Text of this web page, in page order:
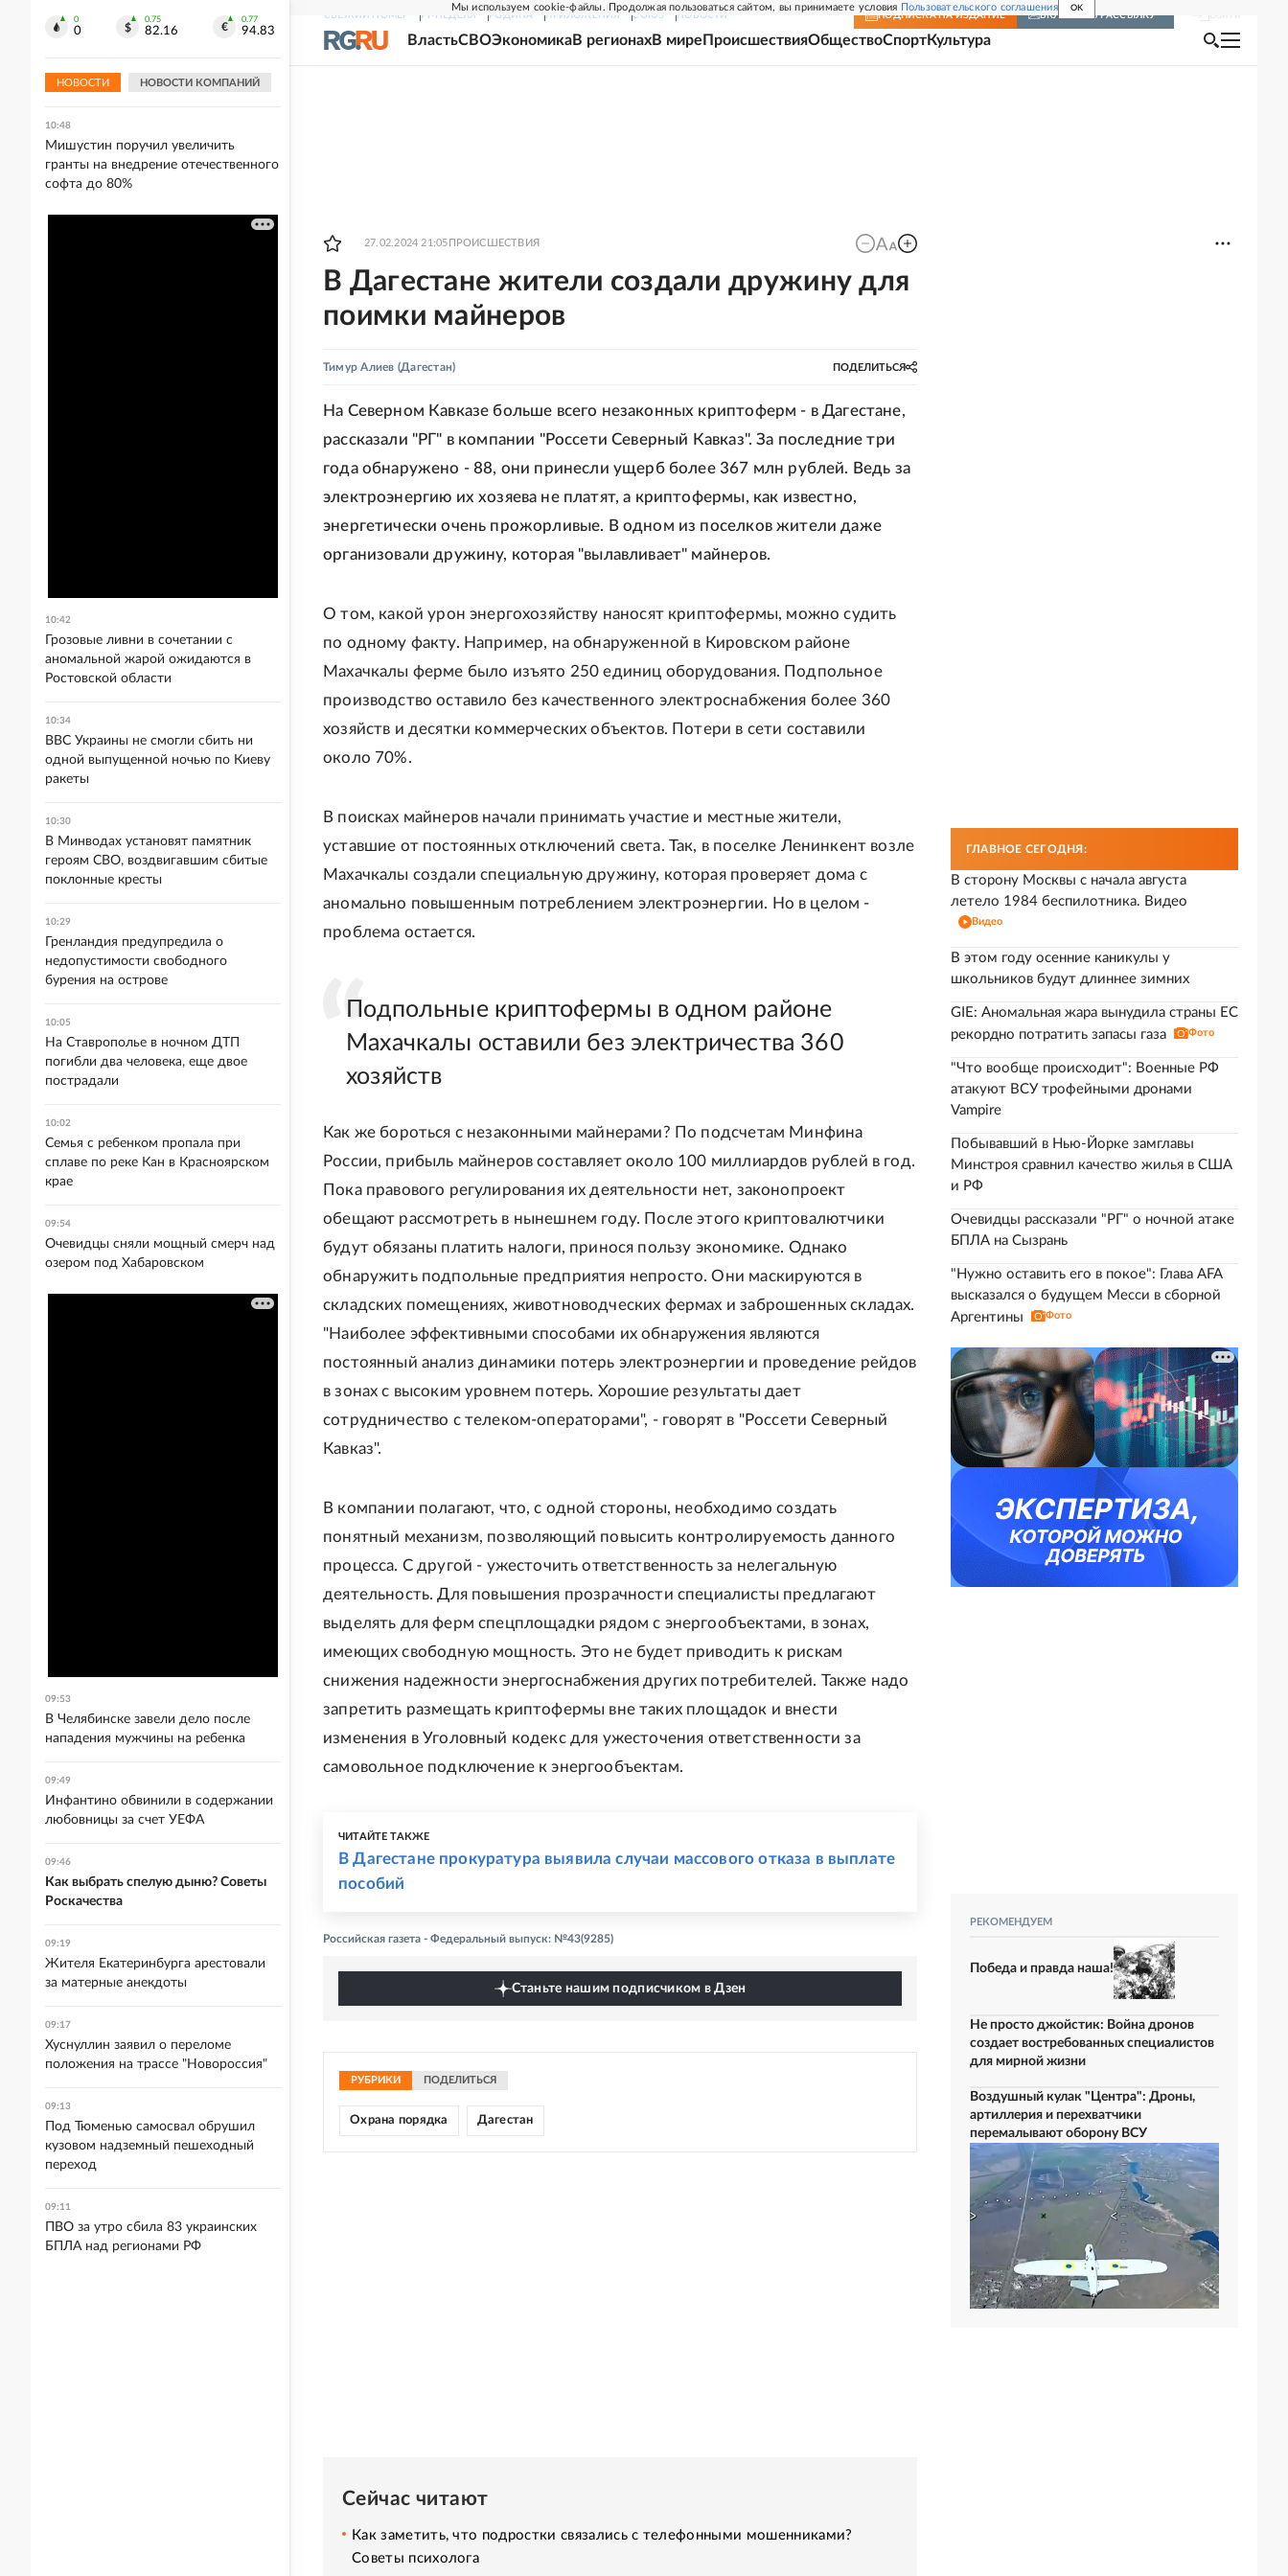
Мы используем cookie-файлы. Продолжая пользоваться сайтом, вы принимаете условия Пользовательского соглашения OK
СВЕЖИЙ НОМЕР РГ-НЕДЕЛЯ РОДИНА ПРИЛОЖЕНИЯ СОЮЗ НОВОСТИ ПОДПИСКА НА ИЗДАНИЕ ВКЛЮЧИТЬ РАССЫЛКУ
ВластьСВОЭкономикаВ регионахВ мире ПроисшествияОбществоСпортКультура
27.02.2024 21:05 ПРОИСШЕСТВИЯ
В Дагестане жители создали дружину для
поимки майнеров
Тимур Алиев (Дагестан) ПОДЕЛИТЬСЯ
На Северном Кавказе больше всего незаконных криптоферм - в Дагестане,
рассказали "РГ" в компании "Россети Северный Кавказ". За последние три
года обнаружено - 88, они принесли ущерб более 367 млн рублей. Ведь за
электроэнергию их хозяева не платят, а криптофермы, как известно,
энергетически очень прожорливые. В одном из поселков жители даже
организовали дружину, которая "вылавливает" майнеров.
О том, какой урон энергохозяйству наносят криптофермы, можно судить
по одному факту. Например, на обнаруженной в Кировском районе
Махачкалы ферме было изъято 250 единиц оборудования. Подпольное
производство оставило без качественного электроснабжения более 360
хозяйств и десятки коммерческих объектов. Потери в сети составили
около 70%.
В поисках майнеров начали принимать участие и местные жители,
уставшие от постоянных отключений света. Так, в поселке Ленинкент возле
Махачкалы создали специальную дружину, которая проверяет дома с
аномально повышенным потреблением электроэнергии. Но в целом -
проблема остается.
Подпольные криптофермы в одном районе
Махачкалы оставили без электричества 360
хозяйств
Как же бороться с незаконными майнерами? По подсчетам Минфина
России, прибыль майнеров составляет около 100 миллиардов рублей в год.
Пока правового регулирования их деятельности нет, законопроект
обещают рассмотреть в нынешнем году. После этого криптовалютчики
будут обязаны платить налоги, принося пользу экономике. Однако
обнаружить подпольные предприятия непросто. Они маскируются в
складских помещениях, животноводческих фермах и заброшенных складах.
"Наиболее эффективными способами их обнаружения являются
постоянный анализ динамики потерь электроэнергии и проведение рейдов
в зонах с высоким уровнем потерь. Хорошие результаты дает
сотрудничество с телеком-операторами", - говорят в "Россети Северный
Кавказ".
В компании полагают, что, с одной стороны, необходимо создать
понятный механизм, позволяющий повысить контролируемость данного
процесса. С другой - ужесточить ответственность за нелегальную
деятельность. Для повышения прозрачности специалисты предлагают
выделять для ферм спецплощадки рядом с энергообъектами, в зонах,
имеющих свободную мощность. Это не будет приводить к рискам
снижения надежности энергоснабжения других потребителей. Также надо
запретить размещать криптофермы вне таких площадок и внести
изменения в Уголовный кодекс для ужесточения ответственности за
самовольное подключение к энергообъектам.
ЧИТАЙТЕ ТАКЖЕ
В Дагестане прокуратура выявила случаи массового отказа в выплате
пособий
Российская газета - Федеральный выпуск: №43(9285)
Станьте нашим подписчиком в Дзен
РУБРИКИ ПОДЕЛИТЬСЯ
Охрана порядка Дагестан
Сейчас читают
Как заметить, что подростки связались с телефонными мошенниками?
Советы психолога
ГЛАВНОЕ СЕГОДНЯ:
В сторону Москвы с начала августа
летело 1984 беспилотника. Видео
Видео
В этом году осенние каникулы у
школьников будут длиннее зимних
GIE: Аномальная жара вынудила страны ЕС
рекордно потратить запасы газа
Фото
"Что вообще происходит": Военные РФ
атакуют ВСУ трофейными дронами
Vampire
Побывавший в Нью-Йорке замглавы
Минстроя сравнил качество жилья в США
и РФ
Очевидцы рассказали "РГ" о ночной атаке
БПЛА на Сызрань
"Нужно оставить его в покое": Глава AFA
высказался о будущем Месси в сборной
Аргентины
Фото
РЕКОМЕНДУЕМ
Победа и правда наша!
Не просто джойстик: Война дронов
создает востребованных специалистов
для мирной жизни
Воздушный кулак "Центра": Дроны,
артиллерия и перехватчики
перемалывают оборону ВСУ
0
0
0.75
82.16
0.77
94.83
НОВОСТИ НОВОСТИ КОМПАНИЙ
переодевшись в украинскую форму
10:48
Мишустин поручил увеличить
гранты на внедрение отечественного
софта до 80%
10:42
Грозовые ливни в сочетании с
аномальной жарой ожидаются в
Ростовской области
10:34
ВВС Украины не смогли сбить ни
одной выпущенной ночью по Киеву
ракеты
10:30
В Минводах установят памятник
героям СВО, воздвигавшим сбитые
поклонные кресты
10:29
Гренландия предупредила о
недопустимости свободного
бурения на острове
10:05
На Ставрополье в ночном ДТП
погибли два человека, еще двое
пострадали
10:02
Семья с ребенком пропала при
сплаве по реке Кан в Красноярском
крае
09:54
Очевидцы сняли мощный смерч над
озером под Хабаровском
09:53
В Челябинске завели дело после
нападения мужчины на ребенка
09:49
Инфантино обвинили в содержании
любовницы за счет УЕФА
09:46
Как выбрать спелую дыню? Советы
Роскачества
09:19
Жителя Екатеринбурга арестовали
за матерные анекдоты
09:17
Хуснуллин заявил о переломе
положения на трассе "Новороссия"
09:13
Под Тюменью самосвал обрушил
кузовом надземный пешеходный
переход
09:11
ПВО за утро сбила 83 украинских
БПЛА над регионами РФ